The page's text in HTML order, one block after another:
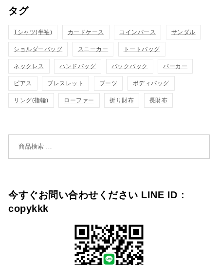
タグ
Tシャツ(半袖) カードケース コインパース サンダル
ショルダーバッグ スニーカー トートバッグ
ネックレス ハンドバッグ バックパック パーカー
ピアス ブレスレット ブーツ ボディバッグ
リング(指輪) ローファー 折り財布 長財布
今すぐお問い合わせください LINE ID：
copykkk